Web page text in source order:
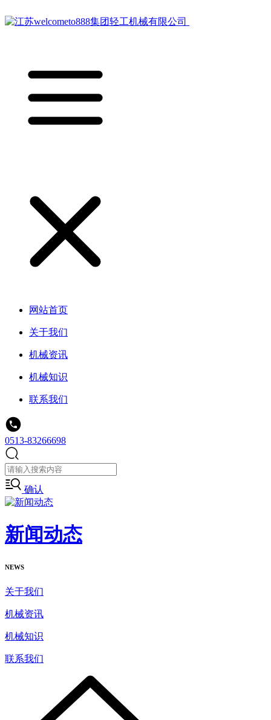
网站首页
关于我们
机械资讯
机械知识
联系我们
0513-83266698
确认
新闻动态
NEWS
关于我们
机械资讯
机械知识
联系我们